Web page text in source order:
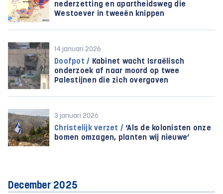
nederzetting en apartheidsweg die
Westoever in tweeën knippen
14 januari 2026
Doofpot / Kabinet wacht Israëlisch
onderzoek af naar moord op twee
Palestijnen die zich overgaven
3 januari 2026
Christelijk verzet / ‘Als de kolonisten onze
bomen omzagen, planten wij nieuwe’
December 2025